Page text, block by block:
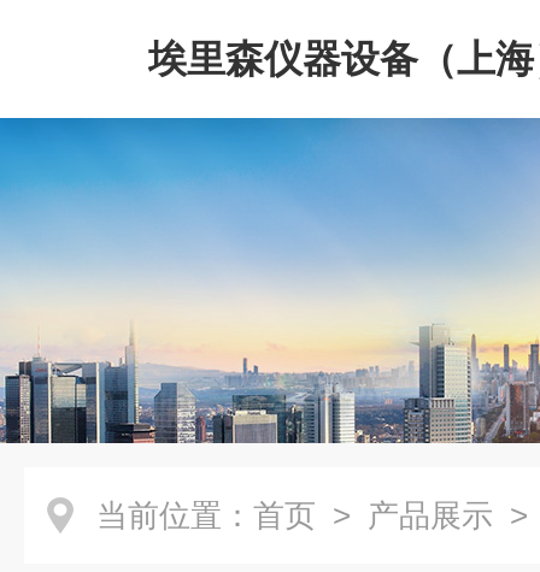
埃里森仪器设备（上
公司
当前位置： 首页 > 产品展示